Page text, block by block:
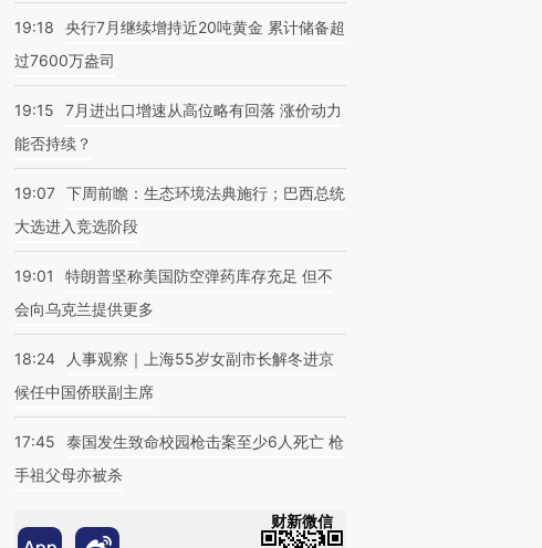
19:18
央行7月继续增持近20吨黄金 累计储备超
过7600万盎司
19:15
7月进出口增速从高位略有回落 涨价动力
能否持续？
19:07 下周前瞻：生态环境法典施行；巴西总统
大选进入竞选阶段
19:01
特朗普坚称美国防空弹药库存充足 但不
会向乌克兰提供更多
18:24
人事观察｜上海55岁女副市长解冬进京
候任中国侨联副主席
17:45
泰国发生致命校园枪击案至少6人死亡 枪
手祖父母亦被杀
财新微信